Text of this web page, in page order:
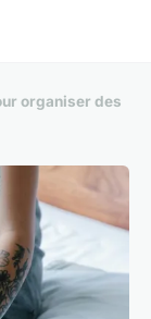
organiser des